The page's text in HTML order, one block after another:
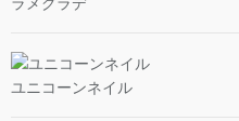
ユニコーンネイル